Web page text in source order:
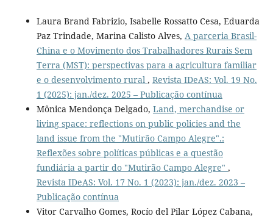
Laura Brand Fabrizio, Isabelle Rossatto Cesa, Eduarda
Paz Trindade, Marina Calisto Alves, A parceria Brasil-
China e o Movimento dos Trabalhadores Rurais Sem
Terra (MST): perspectivas para a agricultura familiar
e o desenvolvimento rural , Revista IDeAS: Vol. 19 No.
1 (2025): jan./dez. 2025 – Publicação contínua
Mônica Mendonça Delgado, Land, merchandise or
living space: reflections on public policies and the
land issue from the "Mutirão Campo Alegre".:
Reflexões sobre políticas públicas e a questão
fundiária a partir do "Mutirão Campo Alegre" ,
Revista IDeAS: Vol. 17 No. 1 (2023): jan./dez. 2023 –
Publicação contínua
Vitor Carvalho Gomes, Rocío del Pilar López Cabana,